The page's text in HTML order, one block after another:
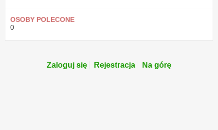
OSOBY POLECONE
0
Zaloguj się Rejestracja Na górę